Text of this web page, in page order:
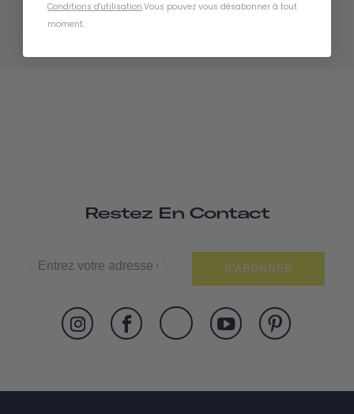
nous.
Restez En Contact
S'ABONNER
Conditions d'utilisation.Vous pouvez vous désabonner à tout
moment.